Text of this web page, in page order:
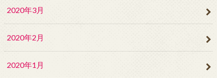
2020年3月
2020年2月
2020年1月